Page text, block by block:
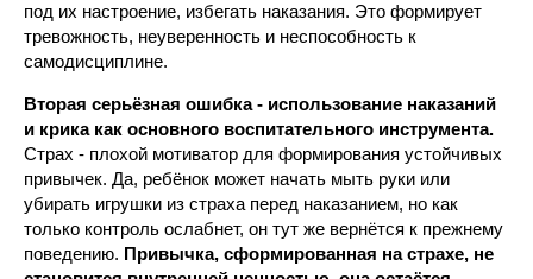
под их настроение, избегать наказания. Это формирует
тревожность, неуверенность и неспособность к
самодисциплине.
Вторая серьёзная ошибка - использование наказаний
и крика как основного воспитательного инструмента.
Страх - плохой мотиватор для формирования устойчивых
привычек. Да, ребёнок может начать мыть руки или
убирать игрушки из страха перед наказанием, но как
только контроль ослабнет, он тут же вернётся к прежнему
поведению. Привычка, сформированная на страхе, не